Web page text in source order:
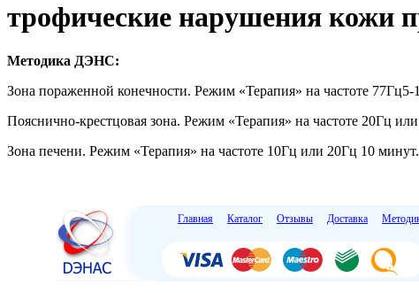
трофические нарушения кожи
Методика ДЭНС:
Зона пораженной конечности. Режим «Терапия» на частоте 77Гц5-
Пояснично-крестцовая зона. Режим «Терапия» на частоте 20Гц
Зона печени. Режим «Терапия» на частоте 10Гц или 20Гц 10 минут.
Главная Каталог Отзывы Доставка